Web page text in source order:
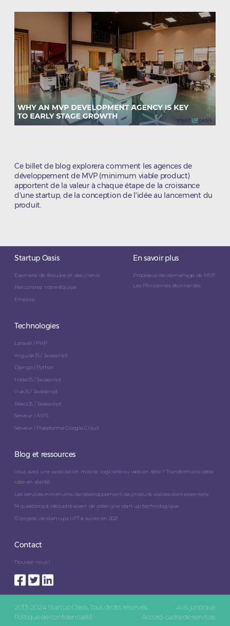
Ce billet de blog explorera comment les agences de
développement de MVP (minimum viable product)
apportent de la valeur à chaque étape de la croissance
d'une startup, de la conception de l'idée au lancement du
produit.
Startup Oasis
Examens de l'équipe et des clients
Rencontrez notre équipe
Emplois
En savoir plus
Processus de démarrage de MVP
Les Philippines étonnantes
Technologies
Laravel / PHP
AngularJS / Javascript
Django / Python
NodeJS / Javascript
VueJS / Javascript
ReactJS / Javascript
Serveur / AWS
Serveur / Plateforme Google Cloud
Blog et ressources
Vous avez une application mobile, logicielle ou web en tête ? Transformons cette
idée en réalité.
Les services minimums de développement de produits viables sont essentiels
14 questions à résoudre avant de créer une start-up technologique
10 projets de start-ups NFT à suivre en 2021
Contact
Trouvez-nous !
2013-2024 Startup Oasis. Tous droits réservés.
Avis juridique
Politique de confidentialité
Accord-cadre de services